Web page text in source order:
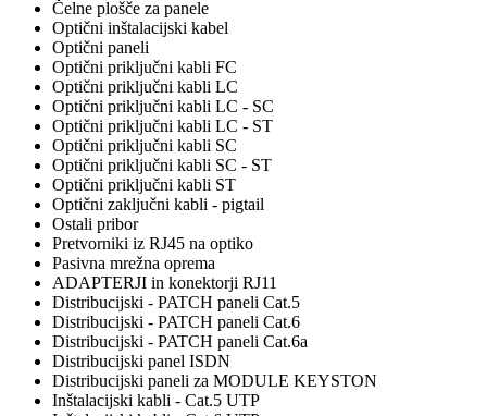
Čelne plošče za panele
Optični inštalacijski kabel
Optični paneli
Optični priključni kabli FC
Optični priključni kabli LC
Optični priključni kabli LC - SC
Optični priključni kabli LC - ST
Optični priključni kabli SC
Optični priključni kabli SC - ST
Optični priključni kabli ST
Optični zaključni kabli - pigtail
Ostali pribor
Pretvorniki iz RJ45 na optiko
Pasivna mrežna oprema
ADAPTERJI in konektorji RJ11
Distribucijski - PATCH paneli Cat.5
Distribucijski - PATCH paneli Cat.6
Distribucijski - PATCH paneli Cat.6a
Distribucijski panel ISDN
Distribucijski paneli za MODULE KEYSTON
Inštalacijski kabli - Cat.5 UTP